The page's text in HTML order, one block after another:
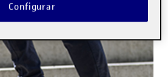
Configurar